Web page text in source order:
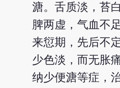
溏。舌质淡，苔
脾两虚，气血不
来愆期，先后不
少色淡，而无胀
纳少便溏等症，